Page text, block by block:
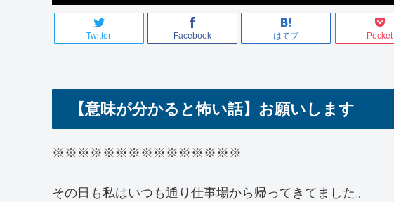
Twitter Facebook はてブ Pocket
【意味が分かると怖い話】お願いします
※※※※※※※※※※※※※※※
その日も私はいつも通り仕事場から帰ってきてました。